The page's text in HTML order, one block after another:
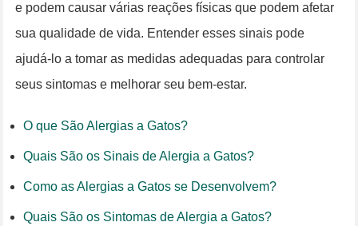
e podem causar várias reações físicas que podem afetar
sua qualidade de vida. Entender esses sinais pode
ajudá-lo a tomar as medidas adequadas para controlar
seus sintomas e melhorar seu bem-estar.
O que São Alergias a Gatos?
Quais São os Sinais de Alergia a Gatos?
Como as Alergias a Gatos se Desenvolvem?
Quais São os Sintomas de Alergia a Gatos?